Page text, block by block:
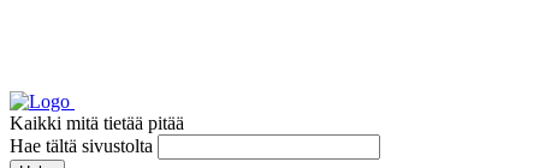
Kaikki mitä tietää pitää
Hae tältä sivustolta